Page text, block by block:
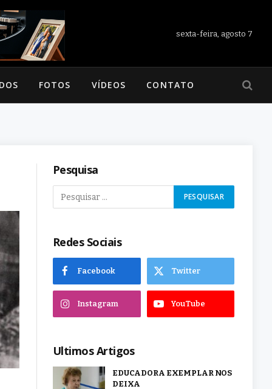
sexta-feira, agosto 7
FOTOS VÍDEOS CONTATO
Pesquisa
Redes Sociais
Facebook Twitter
Instagram YouTube
Ultimos Artigos
EDUCADORA EXEMPLAR NOS
DEIXA